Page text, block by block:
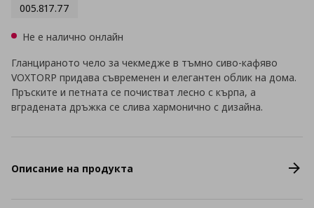
005.817.77
Не е налично онлайн
Гланцираното чело за чекмедже в тъмно сиво-кафяво
VOXTORP придава съвременен и елегантен облик на дома.
Пръските и петната се почистват лесно с кърпа, а
вградената дръжка се слива хармонично с дизайна.
Описание на продукта